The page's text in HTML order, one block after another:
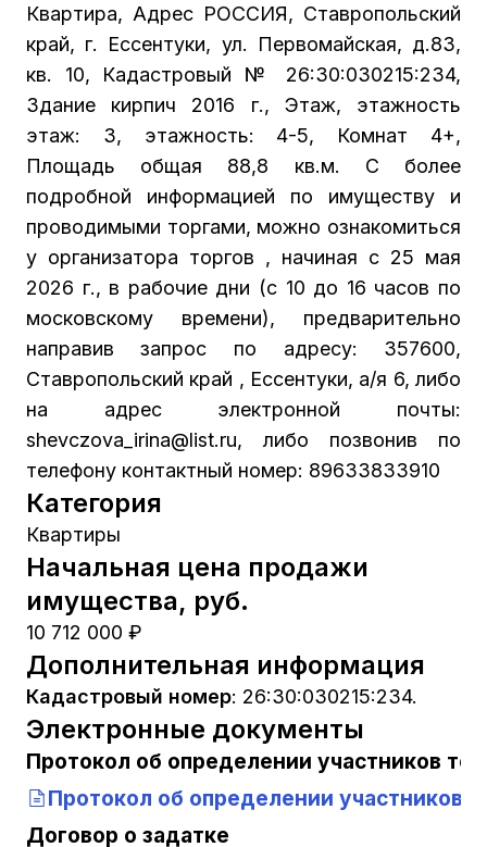
Квартира, Адрес РОССИЯ, Ставропольский
край, г. Ессентуки, ул. Первомайская, д.83,
кв. 10, Кадастровый № 26:30:030215:234,
Здание кирпич 2016 г., Этаж, этажность
этаж: 3, этажность: 4-5, Комнат 4+,
Площадь общая 88,8 кв.м. С более
подробной информацией по имуществу и
проводимыми торгами, можно ознакомиться
у организатора торгов , начиная с 25 мая
2026 г., в рабочие дни (с 10 до 16 часов по
московскому времени), предварительно
направив запрос по адресу: 357600,
Ставропольский край , Ессентуки, а/я 6, либо
на адрес электронной почты:
shevczova_irina@list.ru, либо позвонив по
телефону контактный номер: 89633833910
Категория
Квартиры
Начальная цена продажи
имущества, руб.
10 712 000 ₽
Дополнительная информация
Кадастровый номер: 26:30:030215:234.
Электронные документы
Протокол об определении участников
Протокол об определении участников
Договор о задатке